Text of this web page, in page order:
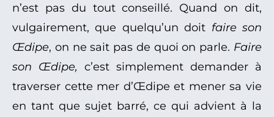
n’est pas du tout conseillé. Quand on dit,
vulgairement, que quelqu’un doit faire son
Œdipe, on ne sait pas de quoi on parle. Faire
son Œdipe, c’est simplement demander à
traverser cette mer d’Œdipe et mener sa vie
en tant que sujet barré, ce qui advient à la